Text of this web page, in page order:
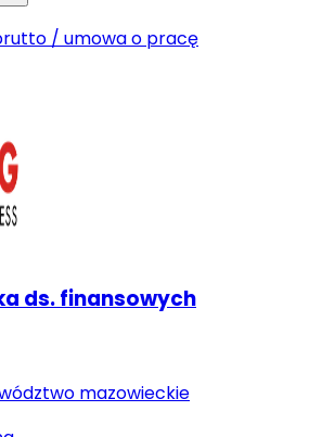
/ umowa o pracę
ds. finansowych
mazowieckie